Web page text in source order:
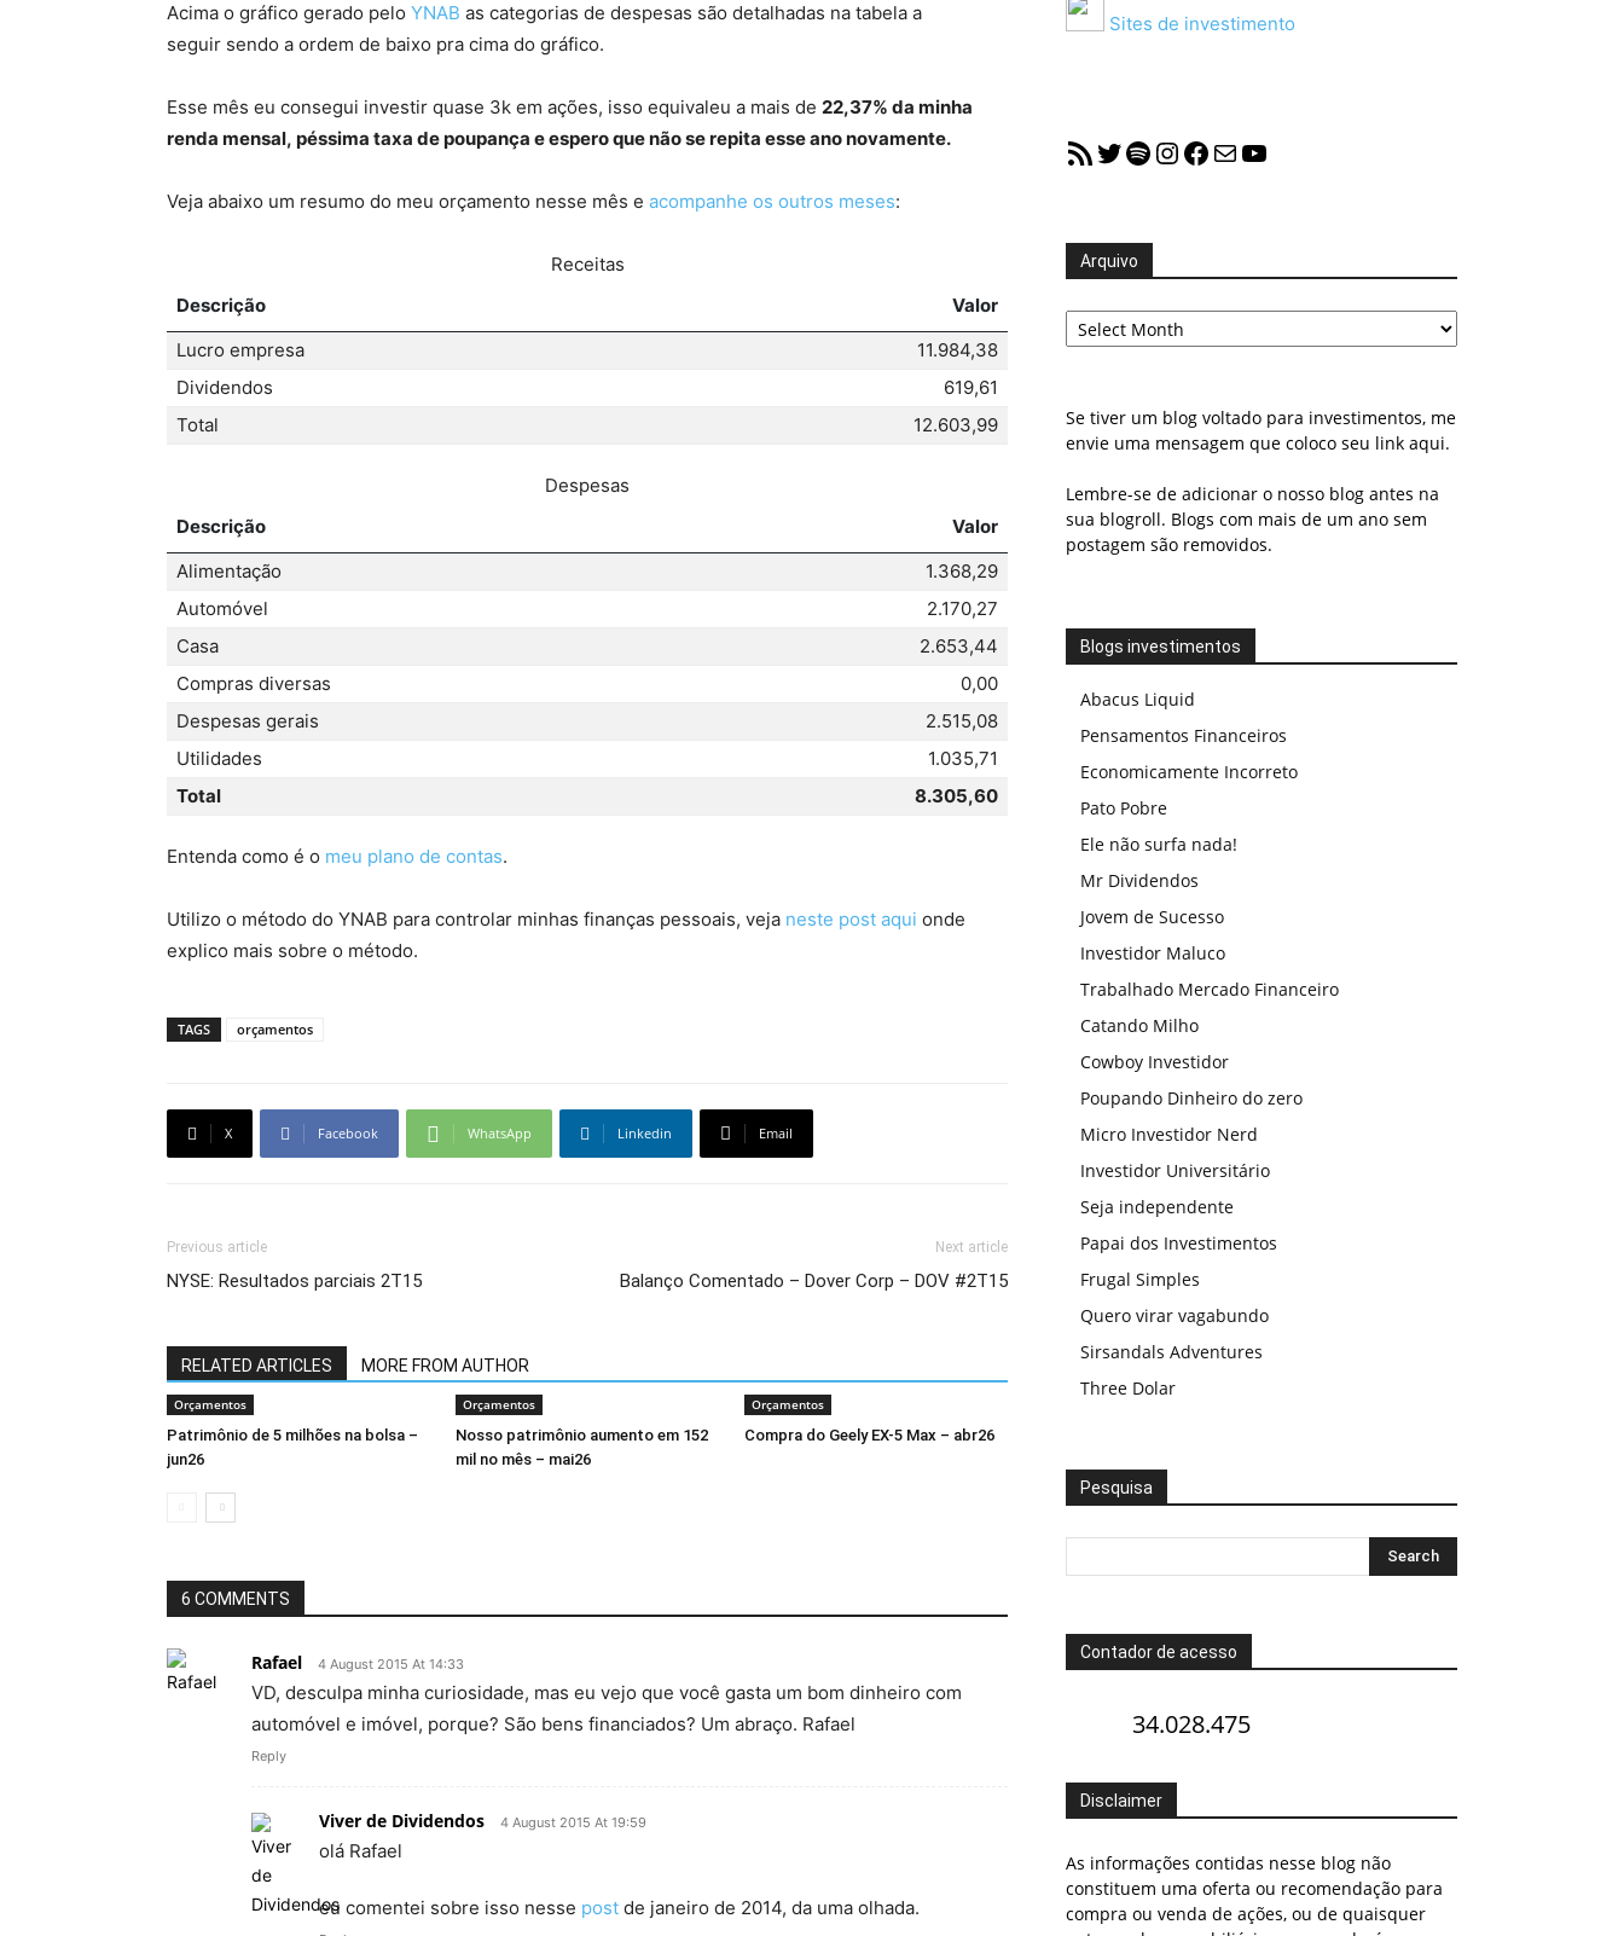
Acima o gráfico gerado pelo YNAB as categorias de despesas são detalhadas na tabela a
seguir sendo a ordem de baixo pra cima do gráfico.
Esse mês eu consegui investir quase 3k em ações, isso equivaleu a mais de 22,37% da minha
renda mensal, péssima taxa de poupança e espero que não se repita esse ano novamente.
Veja abaixo um resumo do meu orçamento nesse mês e acompanhe os outros meses:
Receitas
Descrição
Valor
Lucro empresa
11.984,38
Dividendos
619,61
Total
12.603,99
Despesas
Descrição
Valor
Alimentação
1.368,29
Automóvel
2.170,27
Casa
2.653,44
Compras diversas
0,00
Despesas gerais
2.515,08
Utilidades
1.035,71
Total
8.305,60
Entenda como é o meu plano de contas.
Utilizo o método do YNAB para controlar minhas finanças pessoais, veja neste post aqui onde
explico mais sobre o método.
TAGS orçamentos
X Facebook WhatsApp Linkedin Email
Previous article
NYSE: Resultados parciais 2T15
Next article
Balanço Comentado – Dover Corp – DOV #2T15
RELATED ARTICLES MORE FROM AUTHOR
Orçamentos
Patrimônio de 5 milhões na bolsa –
jun26
Orçamentos
Nosso patrimônio aumento em 152
mil no mês – mai26
Orçamentos
Compra do Geely EX-5 Max – abr26
6 COMMENTS
Rafael 4 August 2015 At 14:33
VD, desculpa minha curiosidade, mas eu vejo que você gasta um bom dinheiro com
automóvel e imóvel, porque? São bens financiados? Um abraço. Rafael
Reply
Viver de Dividendos 4 August 2015 At 19:59
olá Rafael
eu comentei sobre isso nesse post de janeiro de 2014, da uma olhada.
Sites de investimento
RSS FeedTwitter
Spotify
Instagram
Facebook
MailYouTube
Arquivo
Arquivo
Se tiver um blog voltado para investimentos, me
envie uma mensagem que coloco seu link aqui.
Lembre-se de adicionar o nosso blog antes na
sua blogroll. Blogs com mais de um ano sem
postagem são removidos.
Blogs investimentos
Abacus Liquid
Pensamentos Financeiros
Economicamente Incorreto
Pato Pobre
Ele não surfa nada!
Mr Dividendos
Jovem de Sucesso
Investidor Maluco
Trabalhado Mercado Financeiro
Catando Milho
Cowboy Investidor
Poupando Dinheiro do zero
Micro Investidor Nerd
Investidor Universitário
Seja independente
Papai dos Investimentos
Frugal Simples
Quero virar vagabundo
Sirsandals Adventures
Three Dolar
Pesquisa
Contador de acesso
34.028.475
Disclaimer
As informações contidas nesse blog não
constituem uma oferta ou recomendação para
compra ou venda de ações, ou de quaisquer